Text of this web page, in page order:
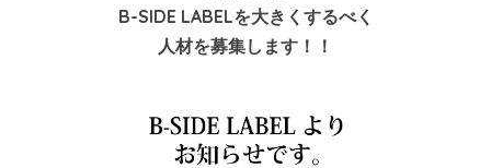
B-SIDE LABELを大きくするべく
人材を募集します！！